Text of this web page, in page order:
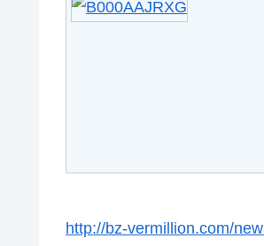
http://bz-vermillion.com/